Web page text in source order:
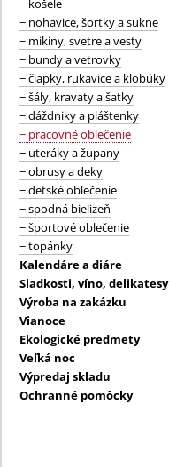
− košele
− nohavice, šortky a sukne
− mikiny, svetre a vesty
− bundy a vetrovky
− čiapky, rukavice a klobúky
− šály, kravaty a šatky
− dáždniky a pláštenky
− pracovné oblečenie
− uteráky a župany
− obrusy a deky
− detské oblečenie
− spodná bielizeň
− športové oblečenie
− topánky
Kalendáre a diáre
Sladkosti, víno, delikatesy
Výroba na zakázku
Vianoce
Ekologické predmety
Veľká noc
Výpredaj skladu
Ochranné pomôcky